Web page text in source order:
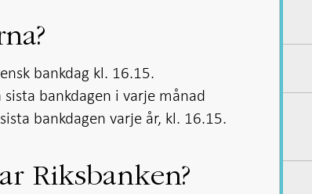
bankdag kl. 16.15.
bankdagen i varje månad
bankdagen varje år, kl. 16.15.
Riksbanken?